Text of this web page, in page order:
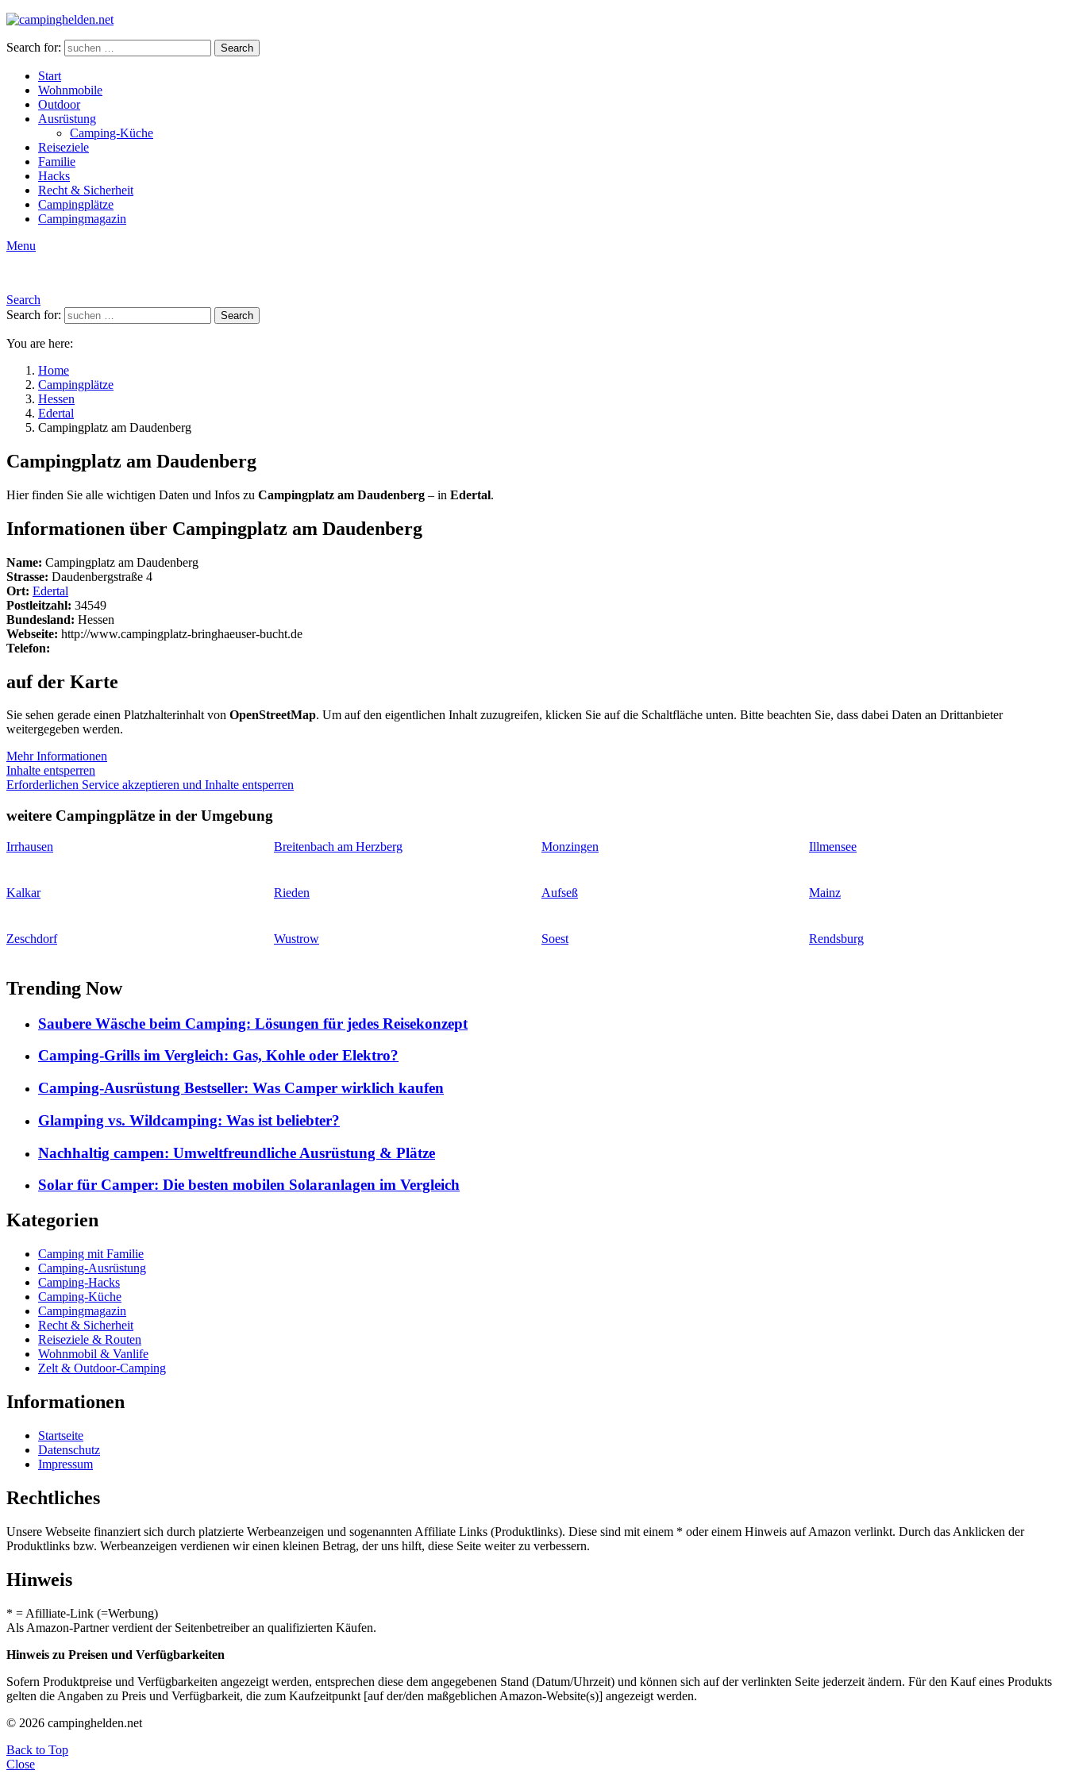
Search for: Search
Start
Wohnmobile
Outdoor
Ausrüstung
Camping-Küche
Reiseziele
Familie
Hacks
Recht & Sicherheit
Campingplätze
Campingmagazin
Menu
Search
Search for:
Search
You are here:
Home
Campingplätze
Hessen
Edertal
Campingplatz am Daudenberg
Campingplatz am Daudenberg
Hier finden Sie alle wichtigen Daten und Infos zu Campingplatz am Daudenberg – in Edertal.
Informationen über Campingplatz am Daudenberg
Name: Campingplatz am Daudenberg
Strasse: Daudenbergstraße 4
Ort: Edertal
Postleitzahl: 34549
Bundesland: Hessen
Webseite: http://www.campingplatz-bringhaeuser-bucht.de
Telefon:
auf der Karte
Sie sehen gerade einen Platzhalterinhalt von OpenStreetMap. Um auf den eigentlichen Inhalt zuzugreifen, klicken Sie auf die Schaltfläche unten. Bitte beachten Sie, dass dabei Daten an Drittanbieter
weitergegeben werden.
Mehr Informationen
Inhalte entsperren
Erforderlichen Service akzeptieren und Inhalte entsperren
weitere Campingplätze in der Umgebung
Irrhausen Breitenbach am Herzberg Monzingen Illmensee
Kalkar Rieden Aufseß Mainz
Zeschdorf Wustrow Soest Rendsburg
Trending Now
Saubere Wäsche beim Camping: Lösungen für jedes Reisekonzept
Camping-Grills im Vergleich: Gas, Kohle oder Elektro?
Camping-Ausrüstung Bestseller: Was Camper wirklich kaufen
Glamping vs. Wildcamping: Was ist beliebter?
Nachhaltig campen: Umweltfreundliche Ausrüstung & Plätze
Solar für Camper: Die besten mobilen Solaranlagen im Vergleich
Kategorien
Camping mit Familie
Camping-Ausrüstung
Camping-Hacks
Camping-Küche
Campingmagazin
Recht & Sicherheit
Reiseziele & Routen
Wohnmobil & Vanlife
Zelt & Outdoor-Camping
Informationen
Startseite
Datenschutz
Impressum
Rechtliches
Unsere Webseite finanziert sich durch platzierte Werbeanzeigen und sogenannten Affiliate Links (Produktlinks). Diese sind mit einem * oder einem Hinweis auf Amazon verlinkt. Durch das Anklicken der
Produktlinks bzw. Werbeanzeigen verdienen wir einen kleinen Betrag, der uns hilft, diese Seite weiter zu verbessern.
Hinweis
* = Afilliate-Link (=Werbung)
Als Amazon-Partner verdient der Seitenbetreiber an qualifizierten Käufen.
Hinweis zu Preisen und Verfügbarkeiten
Sofern Produktpreise und Verfügbarkeiten angezeigt werden, entsprechen diese dem angegebenen Stand (Datum/Uhrzeit) und können sich auf der verlinkten Seite jederzeit ändern. Für den Kauf eines Produkts
gelten die Angaben zu Preis und Verfügbarkeit, die zum Kaufzeitpunkt [auf der/den maßgeblichen Amazon-Website(s)] angezeigt werden.
© 2026 campinghelden.net
Back to Top
Close